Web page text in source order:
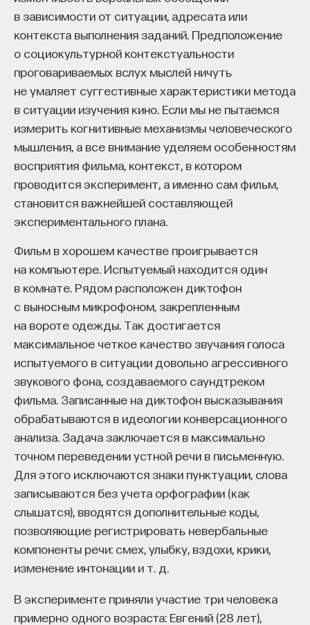
в зависимости от ситуации, адресата или
контекста выполнения заданий. Предположение
о социокультурной контекстуальности
проговариваемых вслух мыслей ничуть
не умаляет суггестивные характеристики метода
в ситуации изучения кино. Если мы не пытаемся
измерить когнитивные механизмы человеческого
мышления, а все внимание уделяем особенностям
восприятия фильма, контекст, в котором
проводится эксперимент, а именно сам фильм,
становится важнейшей составляющей
экспериментального плана.
Фильм в хорошем качестве проигрывается
на компьютере. Испытуемый находится один
в комнате. Рядом расположен диктофон
с выносным микрофоном, закрепленным
на вороте одежды. Так достигается
максимальное четкое качество звучания голоса
испытуемого в ситуации довольно агрессивного
звукового фона, создаваемого саундтреком
фильма. Записанные на диктофон высказывания
обрабатываются в идеологии конверсационного
анализа. Задача заключается в максимально
точном переведении устной речи в письменную.
Для этого исключаются знаки пунктуации, слова
записываются без учета орфографии (как
слышатся), вводятся дополнительные коды,
позволяющие регистрировать невербальные
компоненты речи: смех, улыбку, вздохи, крики,
изменение интонации и т. д.
В эксперименте приняли участие три человека
примерно одного возраста: Евгений (28 лет),